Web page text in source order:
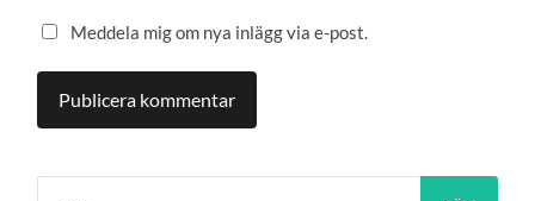
Meddela mig om nya inlägg via e-post.